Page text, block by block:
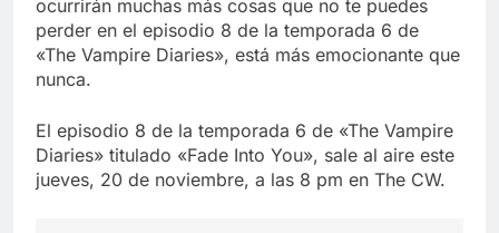
ocurrirán muchas más cosas que no te puedes
perder en el episodio 8 de la temporada 6 de
«The Vampire Diaries», está más emocionante que
nunca.
El episodio 8 de la temporada 6 de «The Vampire
Diaries» titulado «Fade Into You», sale al aire este
jueves, 20 de noviembre, a las 8 pm en The CW.